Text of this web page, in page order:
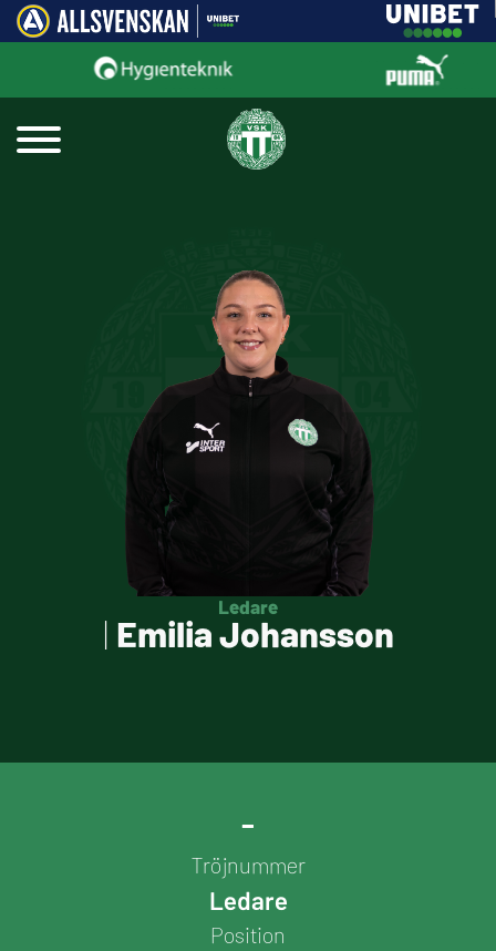
Ledare
| Emilia Johansson
-
Tröjnummer
Ledare
Position